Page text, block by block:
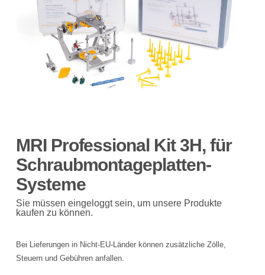
MRI Professional Kit 3H, für
Schraubmontageplatten-
Systeme
Sie müssen eingeloggt sein, um unsere Produkte
kaufen zu können.
Bei Lieferungen in Nicht-EU-Länder können zusätzliche Zölle,
Steuern und Gebühren anfallen.